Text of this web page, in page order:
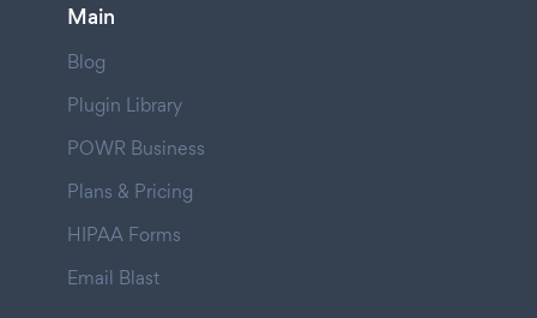
Main
Blog
Plugin Library
POWR Business
Plans & Pricing
HIPAA Forms
Email Blast